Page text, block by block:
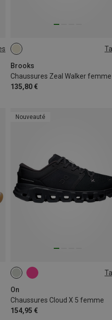
Brooks
Chaussures Zeal Walker femme
135,80 €
Nouveauté
On
Chaussures Cloud X 5 femme
154,95 €